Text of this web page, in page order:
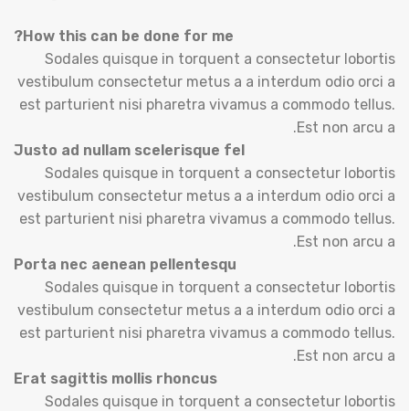
How this can be done for me?
Sodales quisque in torquent a consectetur lobortis
vestibulum consectetur metus a a interdum odio orci a
est parturient nisi pharetra vivamus a commodo tellus.
Est non arcu a.
Justo ad nullam scelerisque fel
Sodales quisque in torquent a consectetur lobortis
vestibulum consectetur metus a a interdum odio orci a
est parturient nisi pharetra vivamus a commodo tellus.
Est non arcu a.
Porta nec aenean pellentesqu
Sodales quisque in torquent a consectetur lobortis
vestibulum consectetur metus a a interdum odio orci a
est parturient nisi pharetra vivamus a commodo tellus.
Est non arcu a.
Erat sagittis mollis rhoncus
Sodales quisque in torquent a consectetur lobortis